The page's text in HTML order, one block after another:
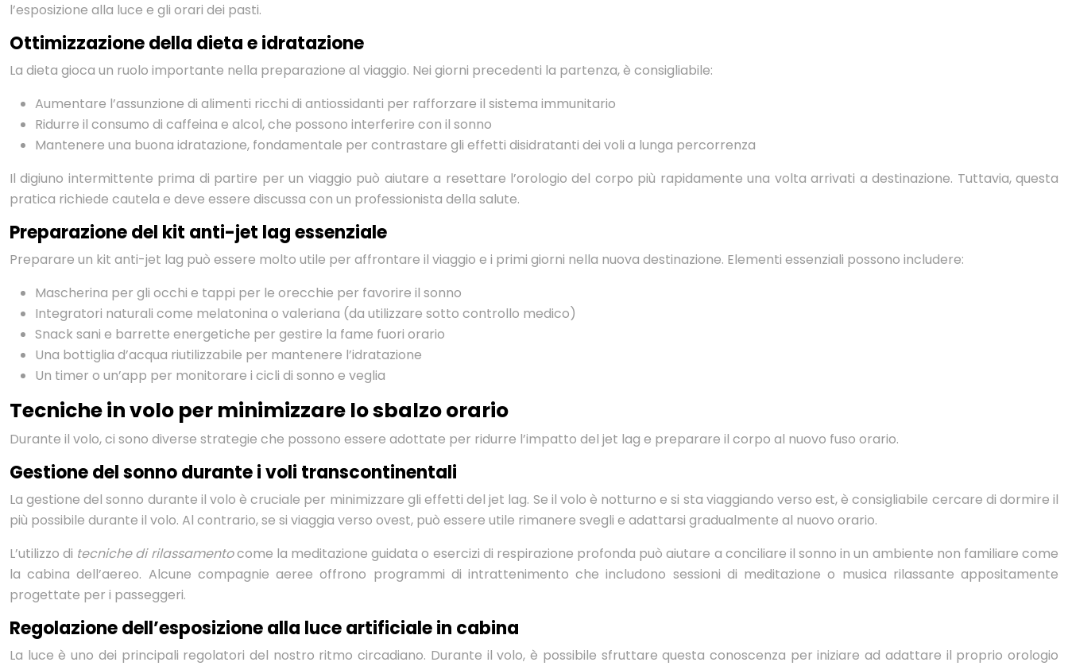
l’esposizione alla luce e gli orari dei pasti.
Ottimizzazione della dieta e idratazione
La dieta gioca un ruolo importante nella preparazione al viaggio. Nei giorni precedenti la partenza, è consigliabile:
Aumentare l’assunzione di alimenti ricchi di antiossidanti per rafforzare il sistema immunitario
Ridurre il consumo di caffeina e alcol, che possono interferire con il sonno
Mantenere una buona idratazione, fondamentale per contrastare gli effetti disidratanti dei voli a lunga percorrenza
Il digiuno intermittente prima di partire per un viaggio può aiutare a resettare l’orologio del corpo più rapidamente una volta arrivati a destinazione. Tuttavia, questa
pratica richiede cautela e deve essere discussa con un professionista della salute.
Preparazione del kit anti-jet lag essenziale
Preparare un kit anti-jet lag può essere molto utile per affrontare il viaggio e i primi giorni nella nuova destinazione. Elementi essenziali possono includere:
Mascherina per gli occhi e tappi per le orecchie per favorire il sonno
Integratori naturali come melatonina o valeriana (da utilizzare sotto controllo medico)
Snack sani e barrette energetiche per gestire la fame fuori orario
Una bottiglia d’acqua riutilizzabile per mantenere l’idratazione
Un timer o un’app per monitorare i cicli di sonno e veglia
Tecniche in volo per minimizzare lo sbalzo orario
Durante il volo, ci sono diverse strategie che possono essere adottate per ridurre l’impatto del jet lag e preparare il corpo al nuovo fuso orario.
Gestione del sonno durante i voli transcontinentali
La gestione del sonno durante il volo è cruciale per minimizzare gli effetti del jet lag. Se il volo è notturno e si sta viaggiando verso est, è consigliabile cercare di dormire il
più possibile durante il volo. Al contrario, se si viaggia verso ovest, può essere utile rimanere svegli e adattarsi gradualmente al nuovo orario.
L’utilizzo di tecniche di rilassamentocome la meditazione guidata o esercizi di respirazione profonda può aiutare a conciliare il sonno in un ambiente non familiare come
la cabina dell’aereo. Alcune compagnie aeree offrono programmi di intrattenimento che includono sessioni di meditazione o musica rilassante appositamente
progettate per i passeggeri.
Regolazione dell’esposizione alla luce artificiale in cabina
La luce è uno dei principali regolatori del nostro ritmo circadiano. Durante il volo, è possibile sfruttare questa conoscenza per iniziare ad adattare il proprio orologio